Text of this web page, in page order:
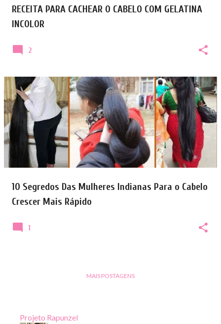
RECEITA PARA CACHEAR O CABELO COM GELATINA
INCOLOR
2
10 Segredos Das Mulheres Indianas Para o Cabelo
Crescer Mais Rápido
1
MAIS POSTAGENS
Projeto Rapunzel